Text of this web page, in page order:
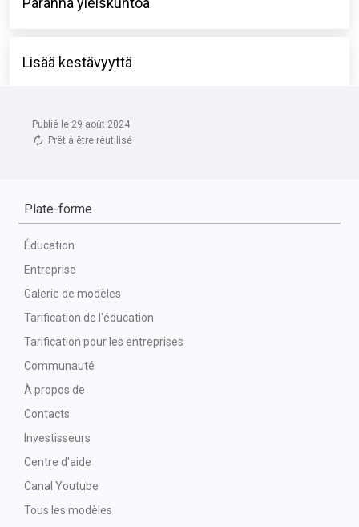
Publié le 29 août 2024
Prêt à être réutilisé
Plate-forme
Éducation
Entreprise
Galerie de modèles
Tarification de l'éducation
Tarification pour les entreprises
Communauté
À propos de
Contacts
Investisseurs
Centre d'aide
Canal Youtube
Tous les modèles